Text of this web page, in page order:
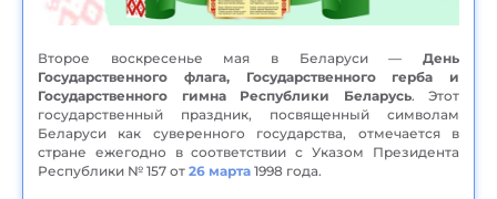
Второе воскресенье мая в Беларуси — День
Государственного флага, Государственного герба и
Государственного гимна Республики Беларусь. Этот
государственный праздник, посвященный символам
Беларуси как суверенного государства, отмечается в
стране ежегодно в соответствии с Указом Президента
Республики № 157 от 26 марта 1998 года.